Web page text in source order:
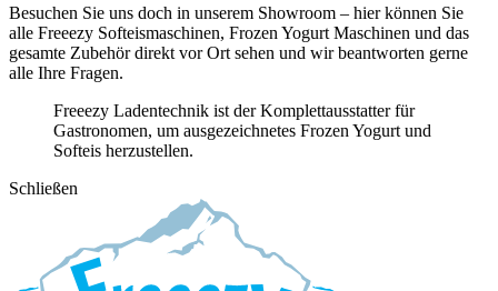
Besuchen Sie uns doch in unserem Showroom – hier können Sie
alle Freeezy Softeismaschinen, Frozen Yogurt Maschinen und das
gesamte Zubehör direkt vor Ort sehen und wir beantworten gerne
alle Ihre Fragen.
Freeezy Ladentechnik ist der Komplettausstatter für
Gastronomen, um ausgezeichnetes Frozen Yogurt und
Softeis herzustellen.
Schließen